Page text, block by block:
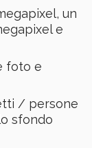
un
e
foto e
/ persone
sfondo